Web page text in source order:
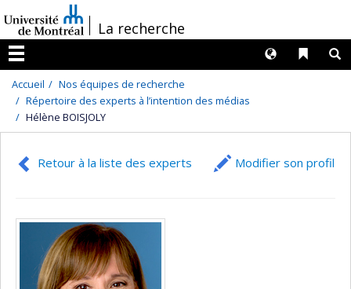
au
contenu
/La recherche
Menu
Liens
Langues
Accueil
Nos équipes de recherche
Répertoire des experts à l’intention des médias
Hélène BOISJOLY
Retour à la liste des experts Modifier son profil